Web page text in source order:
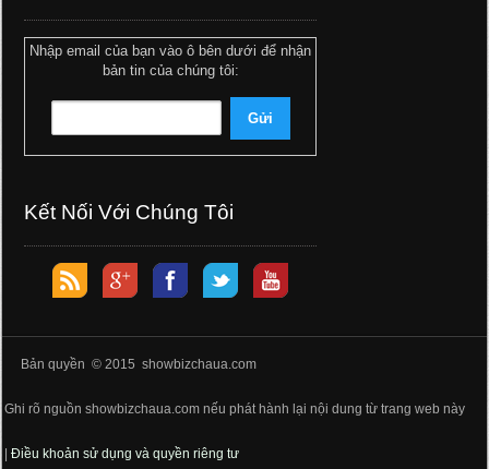
Nhập email của bạn vào ô bên dưới để nhận
bản tin của chúng tôi:
Kết Nối Với Chúng Tôi
Bản quyền © 2015 showbizchaua.com
Ghi rõ nguồn showbizchaua.com nếu phát hành lại nội dung từ trang web này
|Điều khoản sử dụng và quyền riêng tư